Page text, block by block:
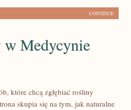
CONTINUE
w Medycynie
które chcą zgłębiać rośliny
skupia się na tym, jak naturalne